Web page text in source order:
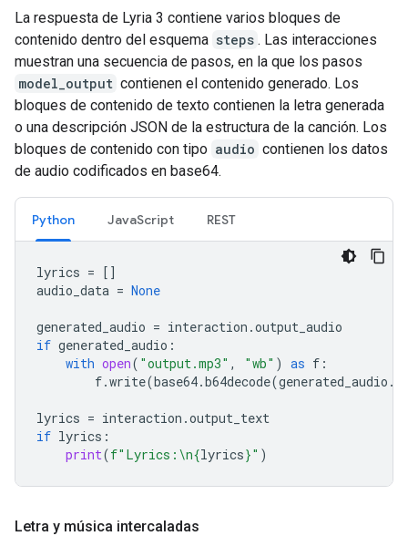
La respuesta de Lyria 3 contiene varios bloques de
contenido dentro del esquema steps . Las interacciones
muestran una secuencia de pasos, en la que los pasos
model_output contienen el contenido generado. Los
bloques de contenido de texto contienen la letra generada
o una descripción JSON de la estructura de la canción. Los
bloques de contenido con tipo audio contienen los datos
de audio codificados en base64.
Python JavaScript REST
lyrics = []
audio_data = None
generated_audio = interaction .output_audio
if generated_audio :
with open( "output.mp3" , "wb" ) as f :
f.write(base64.b64decode(generated_audio .
lyrics = interaction .output_text
if lyrics :
print(f"Lyrics: \n{lyrics}" )
Letra y música intercaladas